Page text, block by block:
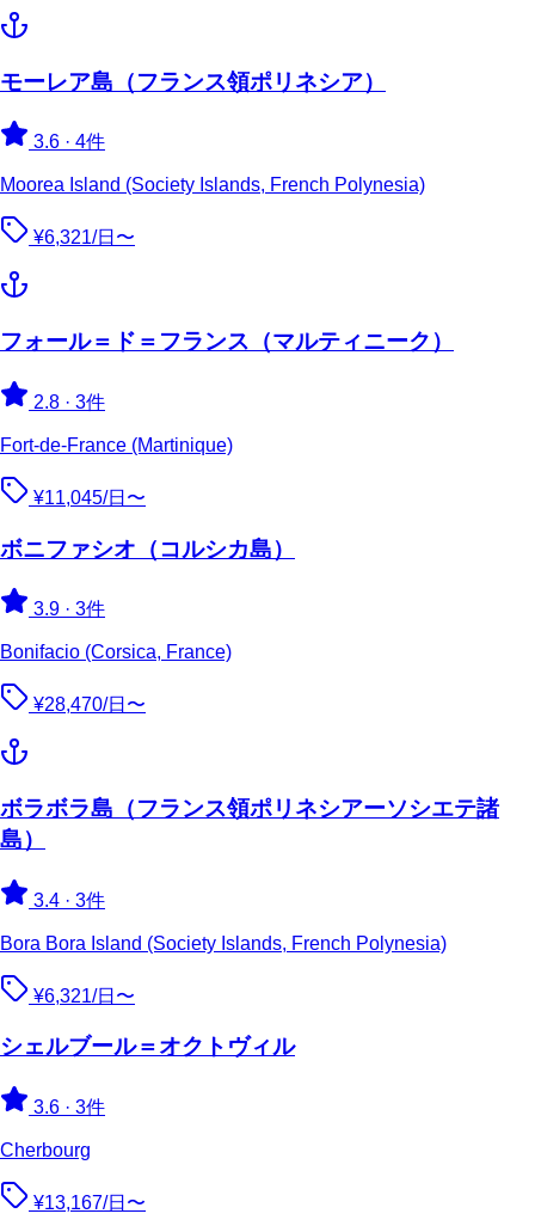
モーレア島（フランス領ポリネシア）
3.6 · 4件
Moorea Island (Society Islands, French Polynesia)
¥6,321/日〜
フォール＝ド＝フランス（マルティニーク）
2.8 · 3件
Fort-de-France (Martinique)
¥11,045/日〜
ボニファシオ（コルシカ島）
3.9 · 3件
Bonifacio (Corsica, France)
¥28,470/日〜
ボラボラ島（フランス領ポリネシアーソシエテ諸
島）
3.4 · 3件
Bora Bora Island (Society Islands, French Polynesia)
¥6,321/日〜
シェルブール＝オクトヴィル
3.6 · 3件
Cherbourg
¥13,167/日〜